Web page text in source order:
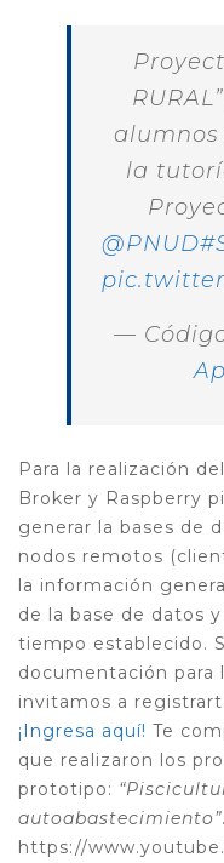
alumnos
la
@PNUD
—
Para la realización
Broker y Raspberry
generar la bases de
nodos remotos
la información
de la base de datos
tiempo establecido.
documentación para
invitamos a
¡Ingresa aquí! Te
que realizaron los
prototipo: “
autoabastecimiento”.
https://